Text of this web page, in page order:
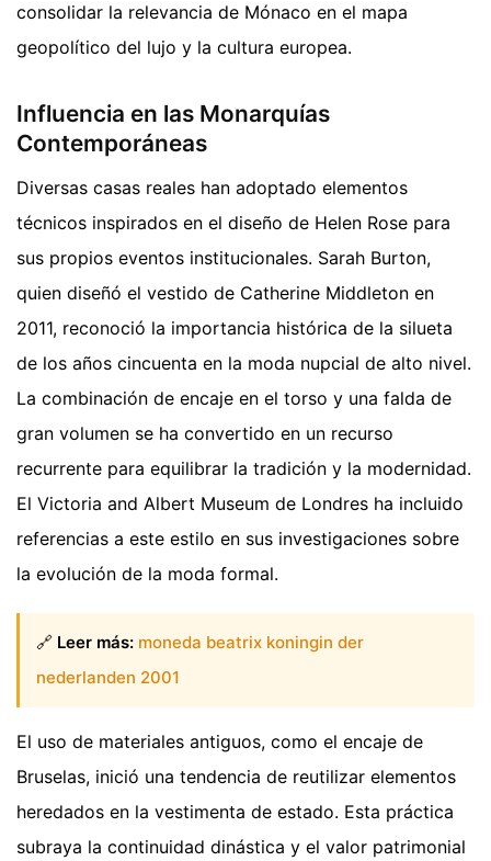
consolidar la relevancia de Mónaco en el mapa
geopolítico del lujo y la cultura europea.
Influencia en las Monarquías
Contemporáneas
Diversas casas reales han adoptado elementos
técnicos inspirados en el diseño de Helen Rose para
sus propios eventos institucionales. Sarah Burton,
quien diseñó el vestido de Catherine Middleton en
2011, reconoció la importancia histórica de la silueta
de los años cincuenta en la moda nupcial de alto nivel.
La combinación de encaje en el torso y una falda de
gran volumen se ha convertido en un recurso
recurrente para equilibrar la tradición y la modernidad.
El Victoria and Albert Museum de Londres ha incluido
referencias a este estilo en sus investigaciones sobre
la evolución de la moda formal.
🔗 Leer más: moneda beatrix koningin der
nederlanden 2001
El uso de materiales antiguos, como el encaje de
Bruselas, inició una tendencia de reutilizar elementos
heredados en la vestimenta de estado. Esta práctica
subraya la continuidad dinástica y el valor patrimonial